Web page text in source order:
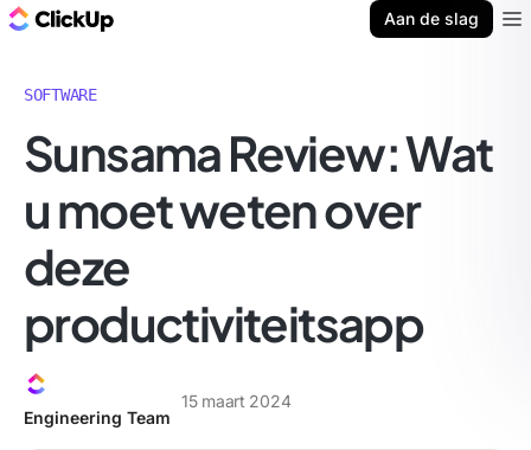
Aan de slag
SOFTWARE
Sunsama Review: Wat
u moet weten over
deze
productiviteitsapp
Engineering Team
15 maart 2024